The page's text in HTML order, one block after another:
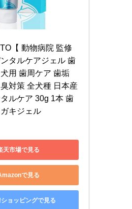
【 動物病院 監修
タルケアジェル 歯
用 歯周ケア 歯垢
対策 全犬種 日本産
ルケア 30g 1本 歯
キジェル
天市場で見る
で見る
ョッピングで見る